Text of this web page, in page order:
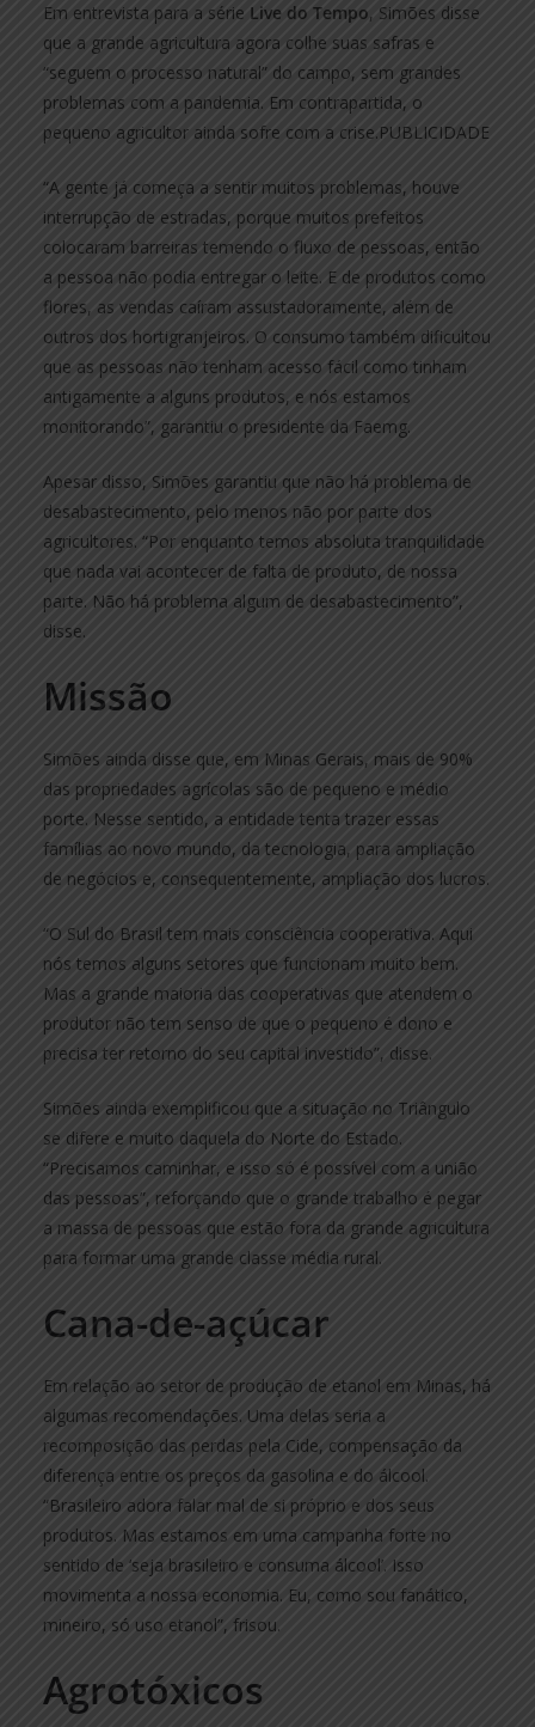
Em entrevista para a série Live do Tempo, Simões disse
que a grande agricultura agora colhe suas safras e
“seguem o processo natural” do campo, sem grandes
problemas com a pandemia. Em contrapartida, o
pequeno agricultor ainda sofre com a crise.PUBLICIDADE
“A gente já começa a sentir muitos problemas, houve
interrupção de estradas, porque muitos prefeitos
colocaram barreiras temendo o fluxo de pessoas, então
a pessoa não podia entregar o leite. E de produtos como
flores, as vendas caíram assustadoramente, além de
outros dos hortigranjeiros. O consumo também dificultou
que as pessoas não tenham acesso fácil como tinham
antigamente a alguns produtos, e nós estamos
monitorando”, garantiu o presidente da Faemg.
Apesar disso, Simões garantiu que não há problema de
desabastecimento, pelo menos não por parte dos
agricultores. “Por enquanto temos absoluta tranquilidade
que nada vai acontecer de falta de produto, de nossa
parte. Não há problema algum de desabastecimento”,
disse.
Missão
Simões ainda disse que, em Minas Gerais, mais de 90%
das propriedades agrícolas são de pequeno e médio
porte. Nesse sentido, a entidade tenta trazer essas
famílias ao novo mundo, da tecnologia, para ampliação
de negócios e, consequentemente, ampliação dos lucros.
“O Sul do Brasil tem mais consciência cooperativa. Aqui
nós temos alguns setores que funcionam muito bem.
Mas a grande maioria das cooperativas que atendem o
produtor não tem senso de que o pequeno é dono e
precisa ter retorno do seu capital investido”, disse.
Simões ainda exemplificou que a situação no Triângulo
se difere e muito daquela do Norte do Estado.
“Precisamos caminhar, e isso só é possível com a união
das pessoas”, reforçando que o grande trabalho é pegar
a massa de pessoas que estão fora da grande agricultura
para formar uma grande classe média rural.
Cana-de-açúcar
Em relação ao setor de produção de etanol em Minas, há
algumas recomendações. Uma delas seria a
recomposição das perdas pela Cide, compensação da
diferença entre os preços da gasolina e do álcool.
“Brasileiro adora falar mal de si próprio e dos seus
produtos. Mas estamos em uma campanha forte no
sentido de ‘seja brasileiro e consuma álcool’. Isso
movimenta a nossa economia. Eu, como sou fanático,
mineiro, só uso etanol”, frisou.
Agrotóxicos